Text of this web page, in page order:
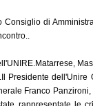
Consiglio di
dell'Unire
Franco